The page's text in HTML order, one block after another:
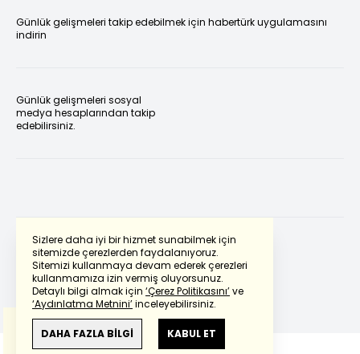
Sizlere daha iyi bir hizmet sunabilmek için
sitemizde çerezlerden faydalanıyoruz.
Sitemizi kullanmaya devam ederek çerezleri
kullanmamıza izin vermiş oluyorsunuz.
Detaylı bilgi almak için ‘Çerez Politikasını’ve
‘Aydınlatma Metnini’inceleyebilirsiniz.
DAHA FAZLA BİLGİ KABUL ET
Günlük gelişmeleri takip edebilmek için habertürk uygulamasını
indirin
Günlük gelişmeleri sosyal
medya hesaplarından takip
edebilirsiniz.
Powered by Translate
Bu çevirideGoogle Transletekullanılmıştır.
Anlam ve çeviri hatalarından
haberturk.com
sorumlu değildir.